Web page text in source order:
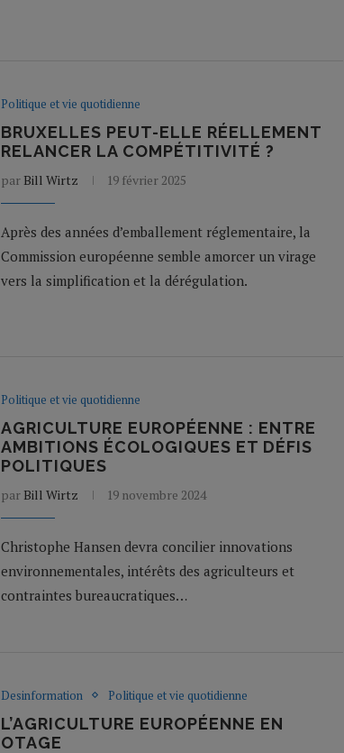
Politique et vie quotidienne
BRUXELLES PEUT-ELLE RÉELLEMENT
RELANCER LA COMPÉTITIVITÉ ?
par Bill Wirtz 19 février 2025
Après des années d’emballement réglementaire, la
Commission européenne semble amorcer un virage
vers la simplification et la dérégulation.
Politique et vie quotidienne
AGRICULTURE EUROPÉENNE : ENTRE
AMBITIONS ÉCOLOGIQUES ET DÉFIS
POLITIQUES
par Bill Wirtz 19 novembre 2024
Christophe Hansen devra concilier innovations
environnementales, intérêts des agriculteurs et
contraintes bureaucratiques…
Desinformation Politique et vie quotidienne
L’AGRICULTURE EUROPÉENNE EN
OTAGE